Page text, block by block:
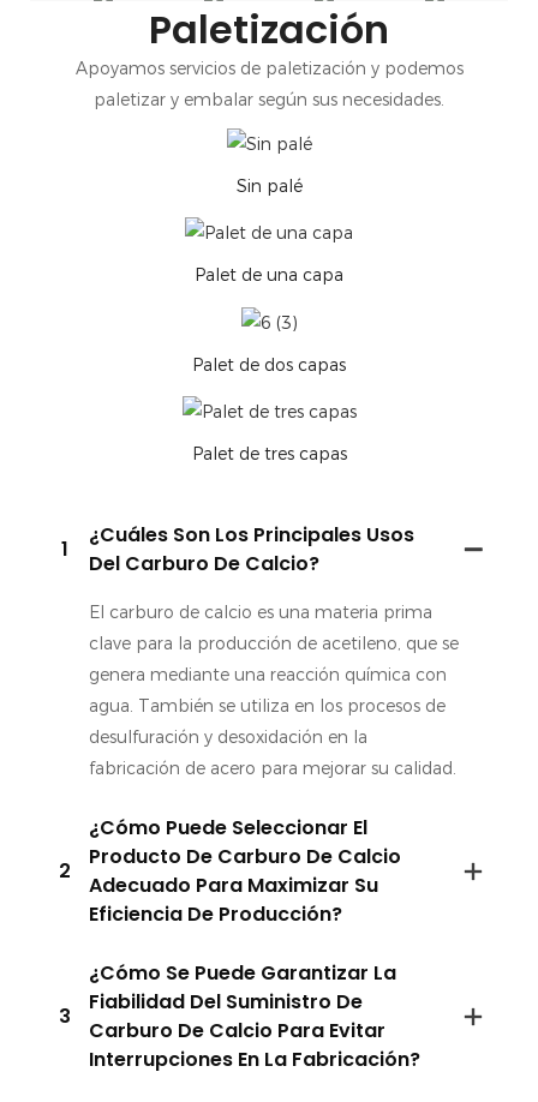
Paletización
Apoyamos servicios de paletización y podemos
paletizar y embalar según sus necesidades.
Sin palé
Palet de una capa
Palet de dos capas
Palet de tres capas
1
¿Cuáles Son Los Principales Usos
Del Carburo De Calcio?
El carburo de calcio es una materia prima
clave para la producción de acetileno, que se
genera mediante una reacción química con
agua. También se utiliza en los procesos de
desulfuración y desoxidación en la
fabricación de acero para mejorar su calidad.
2
¿Cómo Puede Seleccionar El
Producto De Carburo De Calcio
Adecuado Para Maximizar Su
Eficiencia De Producción?
3
¿Cómo Se Puede Garantizar La
Fiabilidad Del Suministro De
Carburo De Calcio Para Evitar
Interrupciones En La Fabricación?